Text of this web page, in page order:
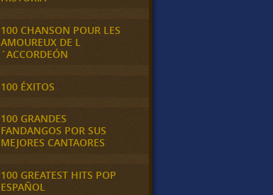
100 CHANSON POUR LES
AMOUREUX DE L
´ACCORDEÓN
100 ÉXITOS
100 GRANDES
FANDANGOS POR SUS
MEJORES CANTAORES
100 GREATEST HITS POP
ESPAÑOL